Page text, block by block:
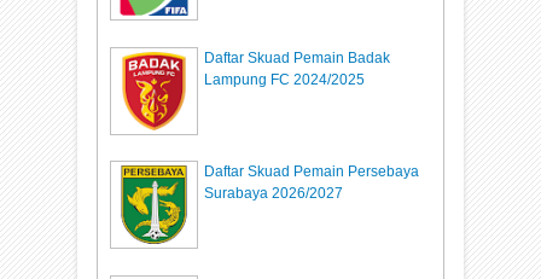
Daftar Skuad Pemain Badak
Lampung FC 2024/2025
Daftar Skuad Pemain Persebaya
Surabaya 2026/2027